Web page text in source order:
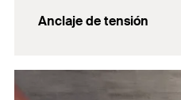
Anclaje de tensión